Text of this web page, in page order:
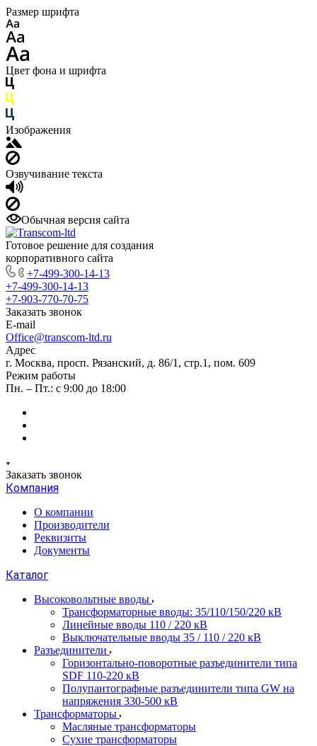
Размер шрифта
Цвет фона и шрифта
Изображения
Озвучивание текста
Обычная версия сайта
Готовое решение для создания
корпоративного сайта
+7-499-300-14-13
+7-499-300-14-13
+7-903-770-70-75
Заказать звонок
E-mail
Office@transcom-ltd.ru
Адрес
г. Москва, просп. Рязанский, д. 86/1, стр.1, пом. 609
Режим работы
Пн. – Пт.: с 9:00 до 18:00
Заказать звонок
Компания
О компании
Производители
Реквизиты
Документы
Каталог
Высоковольтные вводы
Трансформаторные вводы: 35/110/150/220 кВ
Линейные вводы 110 / 220 кВ
Выключательные вводы 35 / 110 / 220 кВ
Разъединители
Горизонтально-поворотные разъединители типа
SDF 110-220 кВ
Полупантографные разъединители типа GW на
напряжения 330-500 кВ
Трансформаторы
Масляные трансформаторы
Сухие трансформаторы